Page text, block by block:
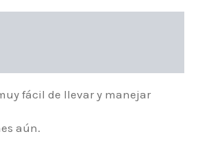
fácil de llevar y manejar
aún.